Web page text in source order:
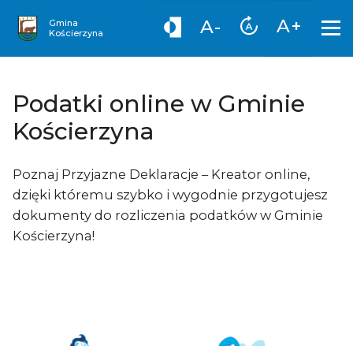
Gmina
Kościerzyna
A- A+
Podatki online w Gminie
Kościerzyna
Poznaj Przyjazne Deklaracje – Kreator online,
dzięki któremu szybko i wygodnie przygotujesz
dokumenty do rozliczenia podatków w Gminie
Kościerzyna!